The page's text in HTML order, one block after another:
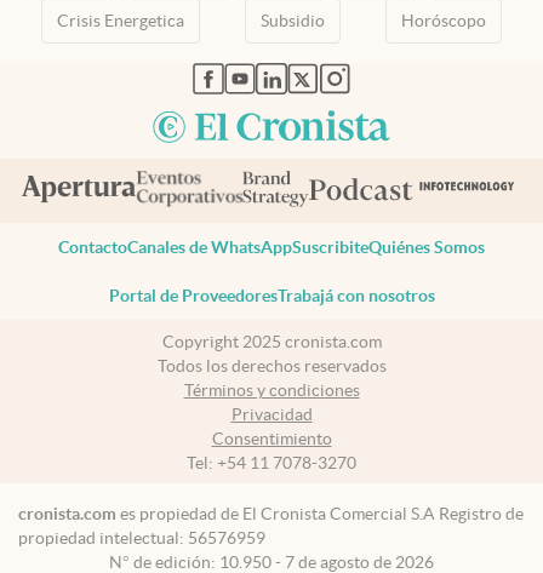
Crisis Energetica Subsidio Horóscopo
abre en nueva pestaña
abre en nueva pestaña
abre en nueva pestaña
abre en nueva pestaña
abre en nueva pestaña
ContactoCanales de WhatsAppSuscribiteQuiénes Somos
Portal de ProveedoresTrabajá con nosotros
Copyright 2025 cronista.com
Todos los derechos reservados
Términos y condiciones
Privacidad
Consentimiento
Tel: +54 11 7078-3270
cronista.com es propiedad de El Cronista Comercial S.A Registro de
propiedad intelectual: 56576959
N° de edición: 10.950 - 7 de agosto de 2026